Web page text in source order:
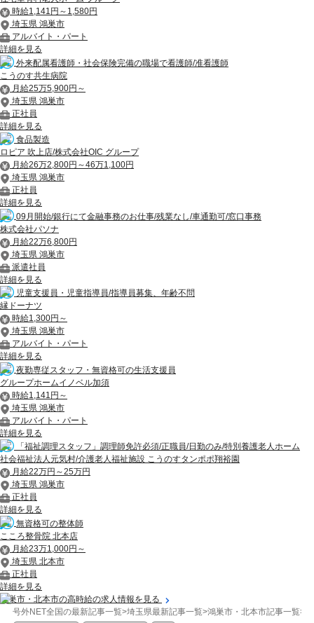
時給1,141円～1,580円
埼玉県 鴻巣市
アルバイト・パート
詳細を見る
外来配属看護師・社会保険完備の職場で看護師/准看護師
こうのす共生病院
月給25万5,900円～
埼玉県 鴻巣市
正社員
詳細を見る
食品製造
ロピア 吹上店/株式会社OIC グループ
月給26万2,800円～46万1,100円
埼玉県 鴻巣市
正社員
詳細を見る
09月開始/銀行にて金融事務のお仕事/残業なし/車通勤可/窓口事務
株式会社パソナ
月給22万6,800円
埼玉県 鴻巣市
派遣社員
詳細を見る
児童支援員・児童指導員/指導員募集、年齢不問
縁ドーナツ
時給1,300円～
埼玉県 鴻巣市
アルバイト・パート
詳細を見る
夜勤専従スタッフ・無資格可の生活支援員
グループホームイノベル加須
時給1,141円～
埼玉県 鴻巣市
アルバイト・パート
詳細を見る
「福祉調理スタッフ」調理師免許必須/正職員/日勤のみ/特別養護老人ホーム
社会福祉法人元気村/介護老人福祉施設 こうのすタンポポ翔裕園
月給22万円～25万円
埼玉県 鴻巣市
正社員
詳細を見る
無資格可の整体師
こころ整骨院 北本店
月給23万1,000円～
埼玉県 北本市
正社員
詳細を見る
鴻巣市・北本市の高時給の求人情報を見る
号外NET全国の最新記事一覧>埼玉県最新記事一覧>鴻巣市・北本市記事一覧>